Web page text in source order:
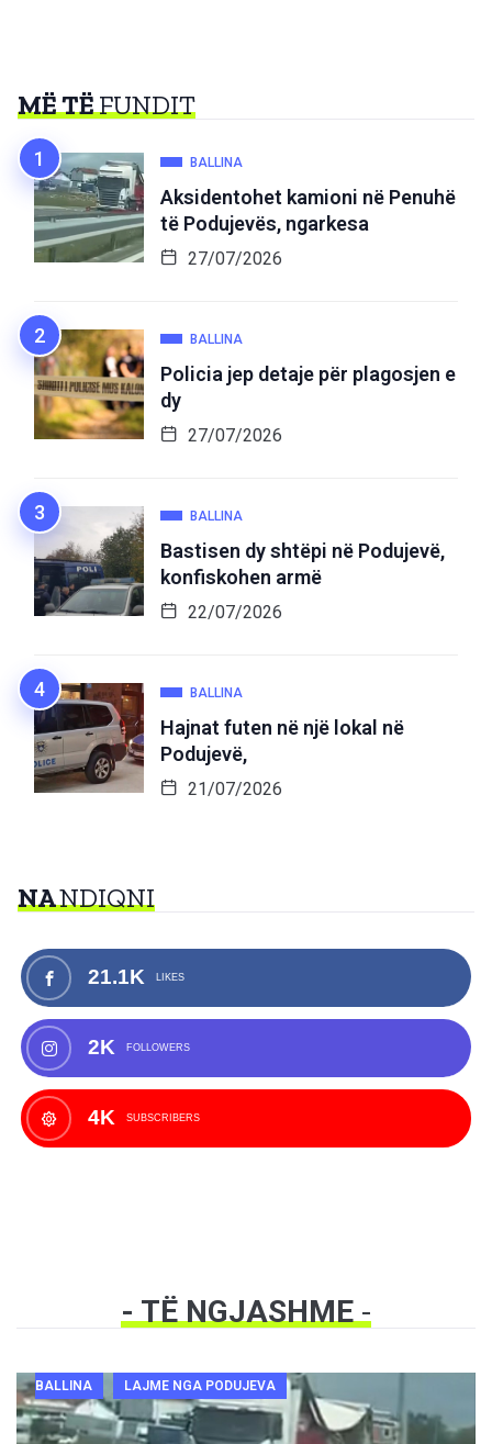
MË TËFUNDIT
BALLINA
Aksidentohet kamioni në Penuhë
të Podujevës, ngarkesa
27/07/2026
BALLINA
Policia jep detaje për plagosjen e
dy
27/07/2026
BALLINA
Bastisen dy shtëpi në Podujevë,
konfiskohen armë
22/07/2026
BALLINA
Hajnat futen në një lokal në
Podujevë,
21/07/2026
NANDIQNI
21.1K LIKES
2K FOLLOWERS
4K SUBSCRIBERS
- TË NGJASHME-
BALLINA LAJME NGA PODUJEVA